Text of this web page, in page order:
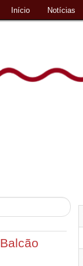
Início Notícias
Balcão